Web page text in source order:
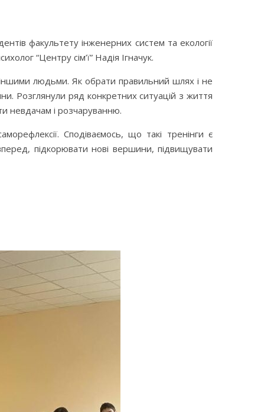
факультету інженерних систем та екології
“Центру сім’ї” Надія Ігначук.
людьми. Як обрати правильний шлях і не
Розглянули ряд конкретних ситуацій з життя
невдачам і розчаруванню.
Сподіваємось, що такі тренінги є
підкорювати нові вершини, підвищувати